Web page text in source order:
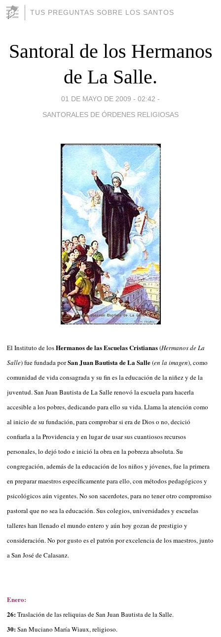
TUS PREGUNTAS SOBRE LOS SANTOS
Santoral de los Hermanos
de La Salle.
01 DE MAYO DE 2009 - 02:42 -
SANTORALES DE ÓRDENES RELIGIOSAS
El Instituto de losHermanos de las Escuelas Cristianas(Hermanos de La
Salle) fue fundada porSan Juan Bautista de La Salle(en la imagen), como
comunidad de vida consagrada y su fin es la educación de la niñez y de la
juventud. San Juan Bautista de La Salle renovó la escuela para hacerla
accesible a los pobres, dedicando para ello su vida. Llama la atención como
al inicio de su fundación, para comprobar si era de Dios o no, decició
confiarla a la Providencia y en lugar de usar sus cuantiosos recursos
personales, lo dejó todo e inició la obra en la pobreza absoluta. Su
congregación, además de la educación de los niños y jóvenes, fue la primera
en preparar maestros específicamente para ello, con métodos pedagógicos y
psicológicos aún vigentes. No son sacerdotes, para no tener otro compromiso
pastoral que no sea la educación. Sus colegios, universidades y escuelas
talleres han llenado el mundo entero y aún hoy gozan de prestigio y
consideración. No por gusto es el patrón por excelencia de los maestros, junto
a San José de Calasanz.
Enero:
26:Traslación de las reliquias de San Juan Bautista de la Salle.
30:San Muciano María Wiaux, religioso.